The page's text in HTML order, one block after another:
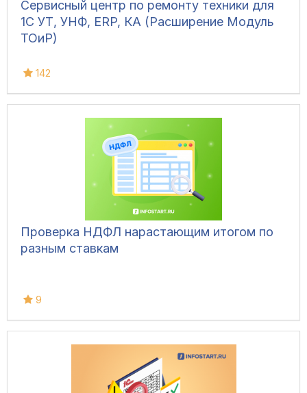
Сервисный центр по ремонту техники для
1С УТ, УНФ, ERP, КА (Расширение Модуль
ТОиР)
142
Проверка НДФЛ нарастающим итогом по
разным ставкам
9